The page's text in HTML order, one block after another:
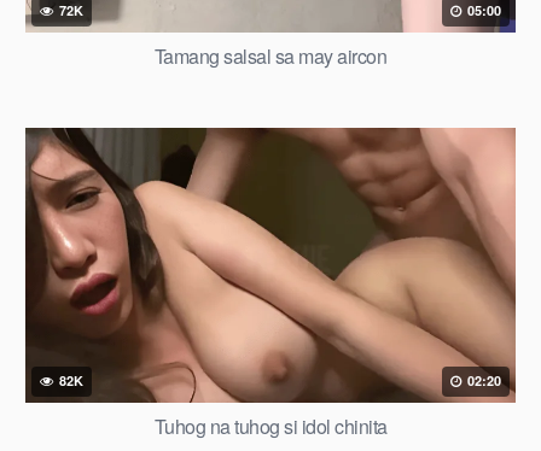
72K 05:00
Tamang salsal sa may aircon
82K 02:20
Tuhog na tuhog si idol chinita